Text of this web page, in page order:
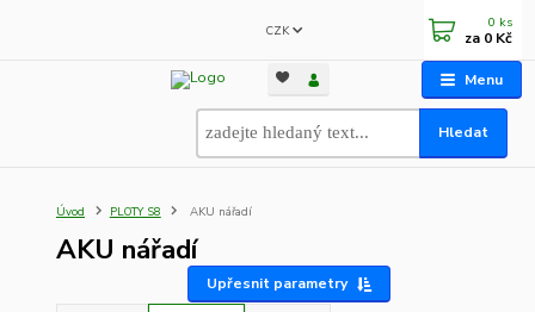
Menu
CZK
Hledat
0 ks
za 0 Kč
Úvod PLOTY S8 AKU nářadí
AKU nářadí
Upřesnit parametry